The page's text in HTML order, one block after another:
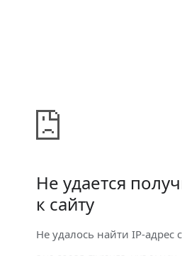
Не удается
к сайту
Не удалось найти IP-адрес